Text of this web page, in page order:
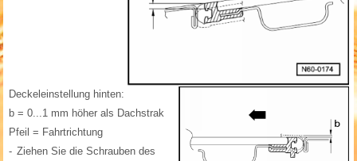
Deckeleinstellung hinten:
b = 0...1 mm höher als Dachstrak
Pfeil = Fahrtrichtung
- Ziehen Sie die Schrauben des